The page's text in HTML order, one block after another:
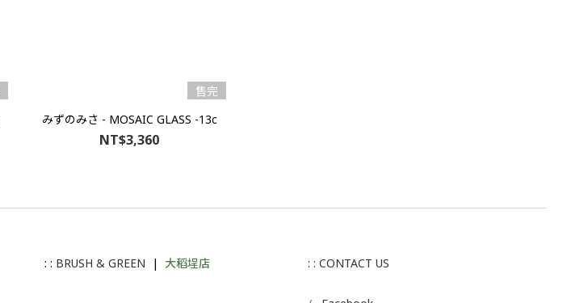
售完
みずのみさ - MOSAIC GLASS -13c
NT$3,360
: : BRUSH & GREEN | 大稻埕店 : : CONTACT US